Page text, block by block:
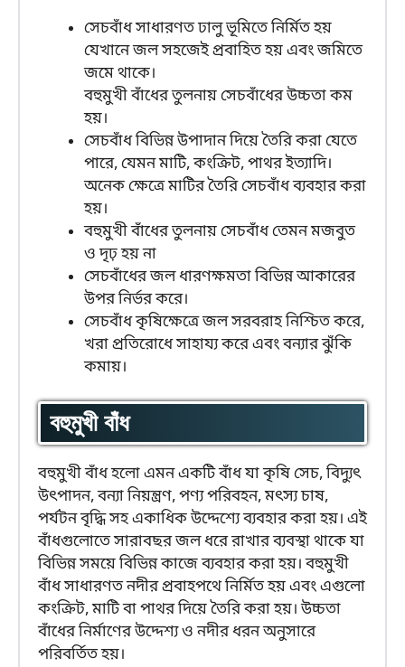
সেচবাঁধ সাধারণত ঢালু ভূমিতে নির্মিত হয়
যেখানে জল সহজেই প্রবাহিত হয় এবং জমিতে
জমে থাকে।
বহুমুখী বাঁধের তুলনায় সেচবাঁধের উচ্চতা কম
হয়।
সেচবাঁধ বিভিন্ন উপাদান দিয়ে তৈরি করা যেতে
পারে, যেমন মাটি, কংক্রিট, পাথর ইত্যাদি।
অনেক ক্ষেত্রে মাটির তৈরি সেচবাঁধ ব্যবহার করা
হয়।
বহুমুখী বাঁধের তুলনায় সেচবাঁধ তেমন মজবুত
ও দৃঢ় হয় না
সেচবাঁধের জল ধারণক্ষমতা বিভিন্ন আকারের
উপর নির্ভর করে।
সেচবাঁধ কৃষিক্ষেত্রে জল সরবরাহ নিশ্চিত করে,
খরা প্রতিরোধে সাহায্য করে এবং বন্যার ঝুঁকি
কমায়।
বহুমুখী বাঁধ
বহুমুখী বাঁধ হলো এমন একটি বাঁধ যা কৃষি সেচ, বিদ্যুৎ
উৎপাদন, বন্যা নিয়ন্ত্রণ, পণ্য পরিবহন, মৎস্য চাষ,
পর্যটন বৃদ্ধি সহ একাধিক উদ্দেশ্যে ব্যবহার করা হয়। এই
বাঁধগুলোতে সারাবছর জল ধরে রাখার ব্যবস্থা থাকে যা
বিভিন্ন সময়ে বিভিন্ন কাজে ব্যবহার করা হয়। বহুমুখী
বাঁধ সাধারণত নদীর প্রবাহপথে নির্মিত হয় এবং এগুলো
কংক্রিট, মাটি বা পাথর দিয়ে তৈরি করা হয়। উচ্চতা
বাঁধের নির্মাণের উদ্দেশ্য ও নদীর ধরন অনুসারে
পরিবর্তিত হয়।